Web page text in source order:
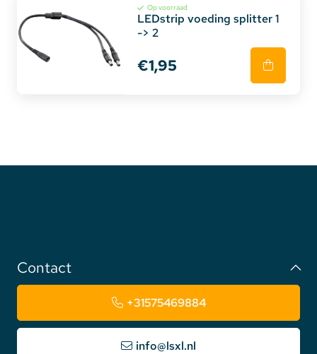
Op voorraad
LEDstrip voeding splitter 1
-> 2
€1,95
Contact
+31575469884
info@lsxl.nl